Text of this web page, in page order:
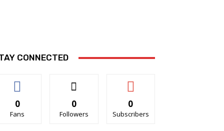
CONNECTED
0
Fans
0
Followers
0
Subscribers